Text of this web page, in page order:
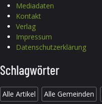
Mediadaten
Kontakt
Verlag
Impressum
Datenschutzerklärung
Schlagwörter
Alle Artikel Alle Gemeinden